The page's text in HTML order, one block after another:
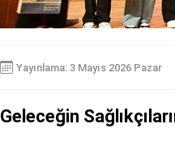
Yayınlama: 3 Mayıs 2026 Pazar
Geleceğin